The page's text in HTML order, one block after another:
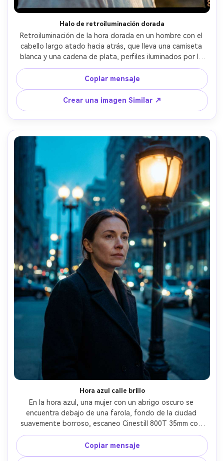
Halo de retroiluminación dorada
Retroiluminación de la hora dorada en un hombre con el
cabello largo atado hacia atrás, que lleva una camiseta
blanca y una cadena de plata, perfiles iluminados por la
llanta con destello solar y halación suave, Kodak Portra
800 35mm escaneo look, Nikon FE2+85mm sensación,
retrato ajustado con profundidad de campo poco
profunda, cálido estado de ánimo nostálgico, textura de
piel realista, sombras naturales, alta resolución- -ar 4:5
Copiar mensaje
Crear una imagen Similar ↗
Hora azul calle brillo
En la hora azul, una mujer con un abrigo oscuro se
encuentra debajo de una farola, fondo de la ciudad
suavemente borroso, escaneo Cinestill 800T 35mm con
calidez de tungsteno, sombras azuladas y halación
alrededor de las luces, Sony A7S III +50mm f/1.4 look,
primer plano medio, composición cinematográfica, estado
Copiar mensaje